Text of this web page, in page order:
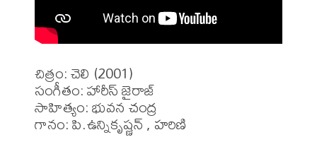
చిత్రం: చెలి (2001)
సంగీతం: హారీస్ జైరాజ్
సాహిత్యం: భువన చంద్ర
గానం: పి.ఉన్నికృష్ణన్ , హరిణి